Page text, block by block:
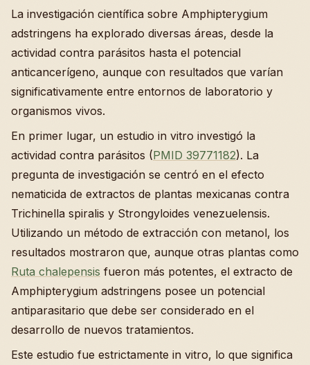
La investigación científica sobre Amphipterygium
adstringens ha explorado diversas áreas, desde la
actividad contra parásitos hasta el potencial
anticancerígeno, aunque con resultados que varían
significativamente entre entornos de laboratorio y
organismos vivos.
En primer lugar, un estudio in vitro investigó la
actividad contra parásitos (PMID 39771182). La
pregunta de investigación se centró en el efecto
nematicida de extractos de plantas mexicanas contra
Trichinella spiralis y Strongyloides venezuelensis.
Utilizando un método de extracción con metanol, los
resultados mostraron que, aunque otras plantas como
Ruta chalepensis fueron más potentes, el extracto de
Amphipterygium adstringens posee un potencial
antiparasitario que debe ser considerado en el
desarrollo de nuevos tratamientos.
Este estudio fue estrictamente in vitro, lo que significa